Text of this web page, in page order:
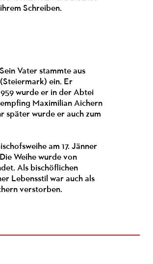
Schreiben.
Vater stammte aus
ein. Er
wurde er in der Abtei
Maximilian Aichern
später wurde er auch zum
am 17. Jänner
Weihe wurde von
Als bischöflichen
Lebensstil war auch als
verstorben.